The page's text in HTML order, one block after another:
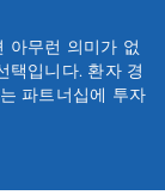
아무런 의미가 없
택입니다. 환자 경
파트너십에 투자